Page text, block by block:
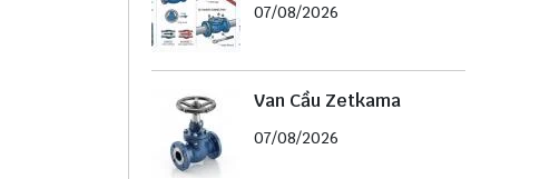
07/08/2026
Van Cầu Zetkama
07/08/2026